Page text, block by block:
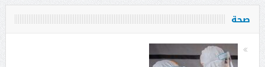
صحة